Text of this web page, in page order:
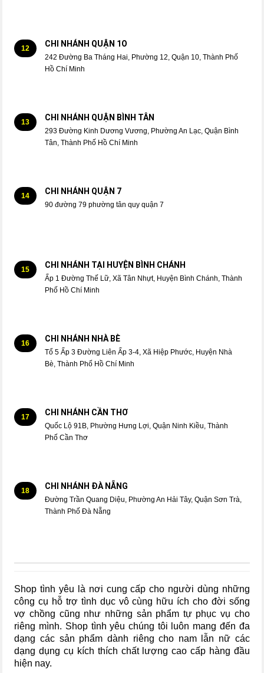
12 CHI NHÁNH QUẬN 1O
242 Đường Ba Tháng Hai, Phường 12, Quận 10, Thành Phố
Hồ Chí Minh
13 CHI NHÁNH QUẬN BÌNH TÂN
293 Đường Kinh Dương Vương, Phường An Lạc, Quận Bình
Tân, Thành Phố Hồ Chí Minh
14 CHI NHÁNH QUẬN 7
90 đường 79 phường tân quy quận 7
15 CHI NHÁNH TẠI HUYỆN BÌNH CHÁNH
Ấp 1 Đường Thế Lữ, Xã Tân Nhựt, Huyện Bình Chánh, Thành
Phố Hồ Chí Minh
16 CHI NHÁNH NHÀ BÈ
Tổ 5 Ấp 3 Đường Liên Ấp 3-4, Xã Hiệp Phước, Huyện Nhà
Bè, Thành Phố Hồ Chí Minh
17 CHI NHÁNH CẦN THƠ
Quốc Lộ 91B, Phường Hưng Lợi, Quận Ninh Kiều, Thành
Phố Cần Thơ
18 CHI NHÁNH ĐÀ NẴNG
Đường Trần Quang Diệu, Phường An Hải Tây, Quận Sơn Trà,
Thành Phố Đà Nẵng
Shop tình yêu là nơi cung cấp cho người dùng những
công cụ hỗ trợ tình dục vô cùng hữu ích cho đời sống
vợ chồng cũng như những sản phẩm tự phục vụ cho
riêng mình. Shop tình yêu chúng tôi luôn mang đến đa
dạng các sản phẩm dành riêng cho nam lẫn nữ các
dạng dụng cụ kích thích chất lượng cao cấp hàng đầu
hiện nay.